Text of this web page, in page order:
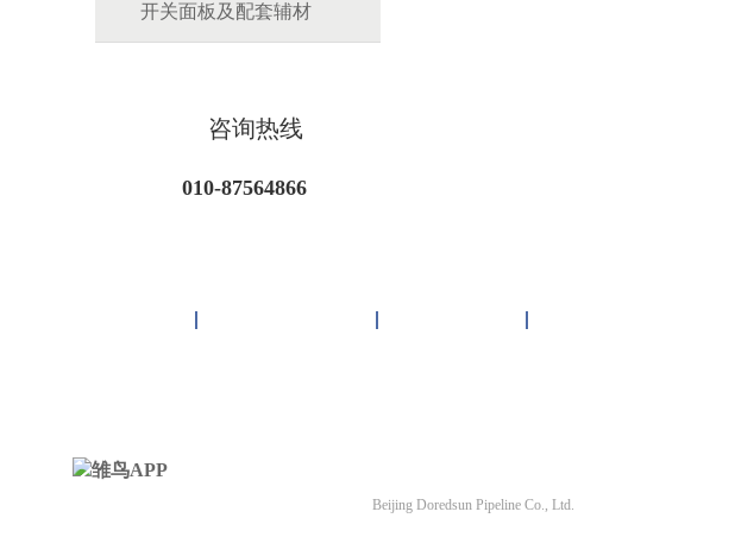
开关面板及配套辅材
咨询热线
010-87564866
Beijing Doredsun Pipeline Co., Ltd.